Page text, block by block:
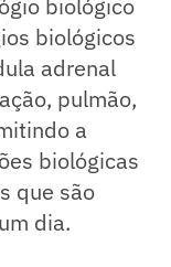
biológico
biológicos
adrenal
pulmão,
a
biológicas
que são
dia.